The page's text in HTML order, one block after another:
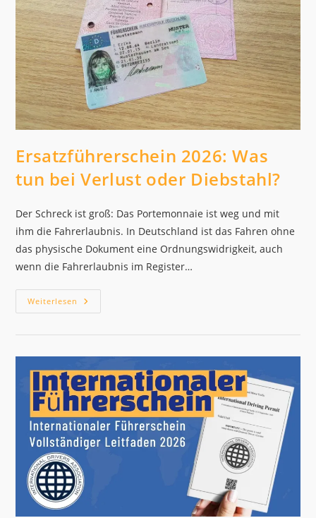
Ersatzführerschein 2026: Was
tun bei Verlust oder Diebstahl?
Der Schreck ist groß: Das Portemonnaie ist weg und mit
ihm die Fahrerlaubnis. In Deutschland ist das Fahren ohne
das physische Dokument eine Ordnungswidrigkeit, auch
wenn die Fahrerlaubnis im Register…
Weiterlesen Ersatzführerschein
2026:
Oder
Diebstahl?